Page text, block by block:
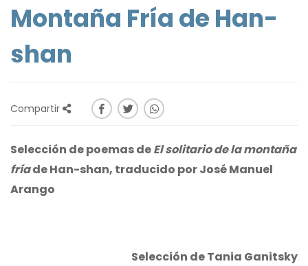
Montaña Fría de Han-
shan
Compartir
Selección de poemas deEl solitario de la montaña
fríade Han-shan, traducido por José Manuel
Arango
Selección de Tania Ganitsky